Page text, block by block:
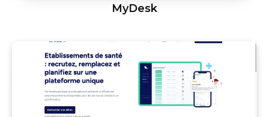
MyDesk